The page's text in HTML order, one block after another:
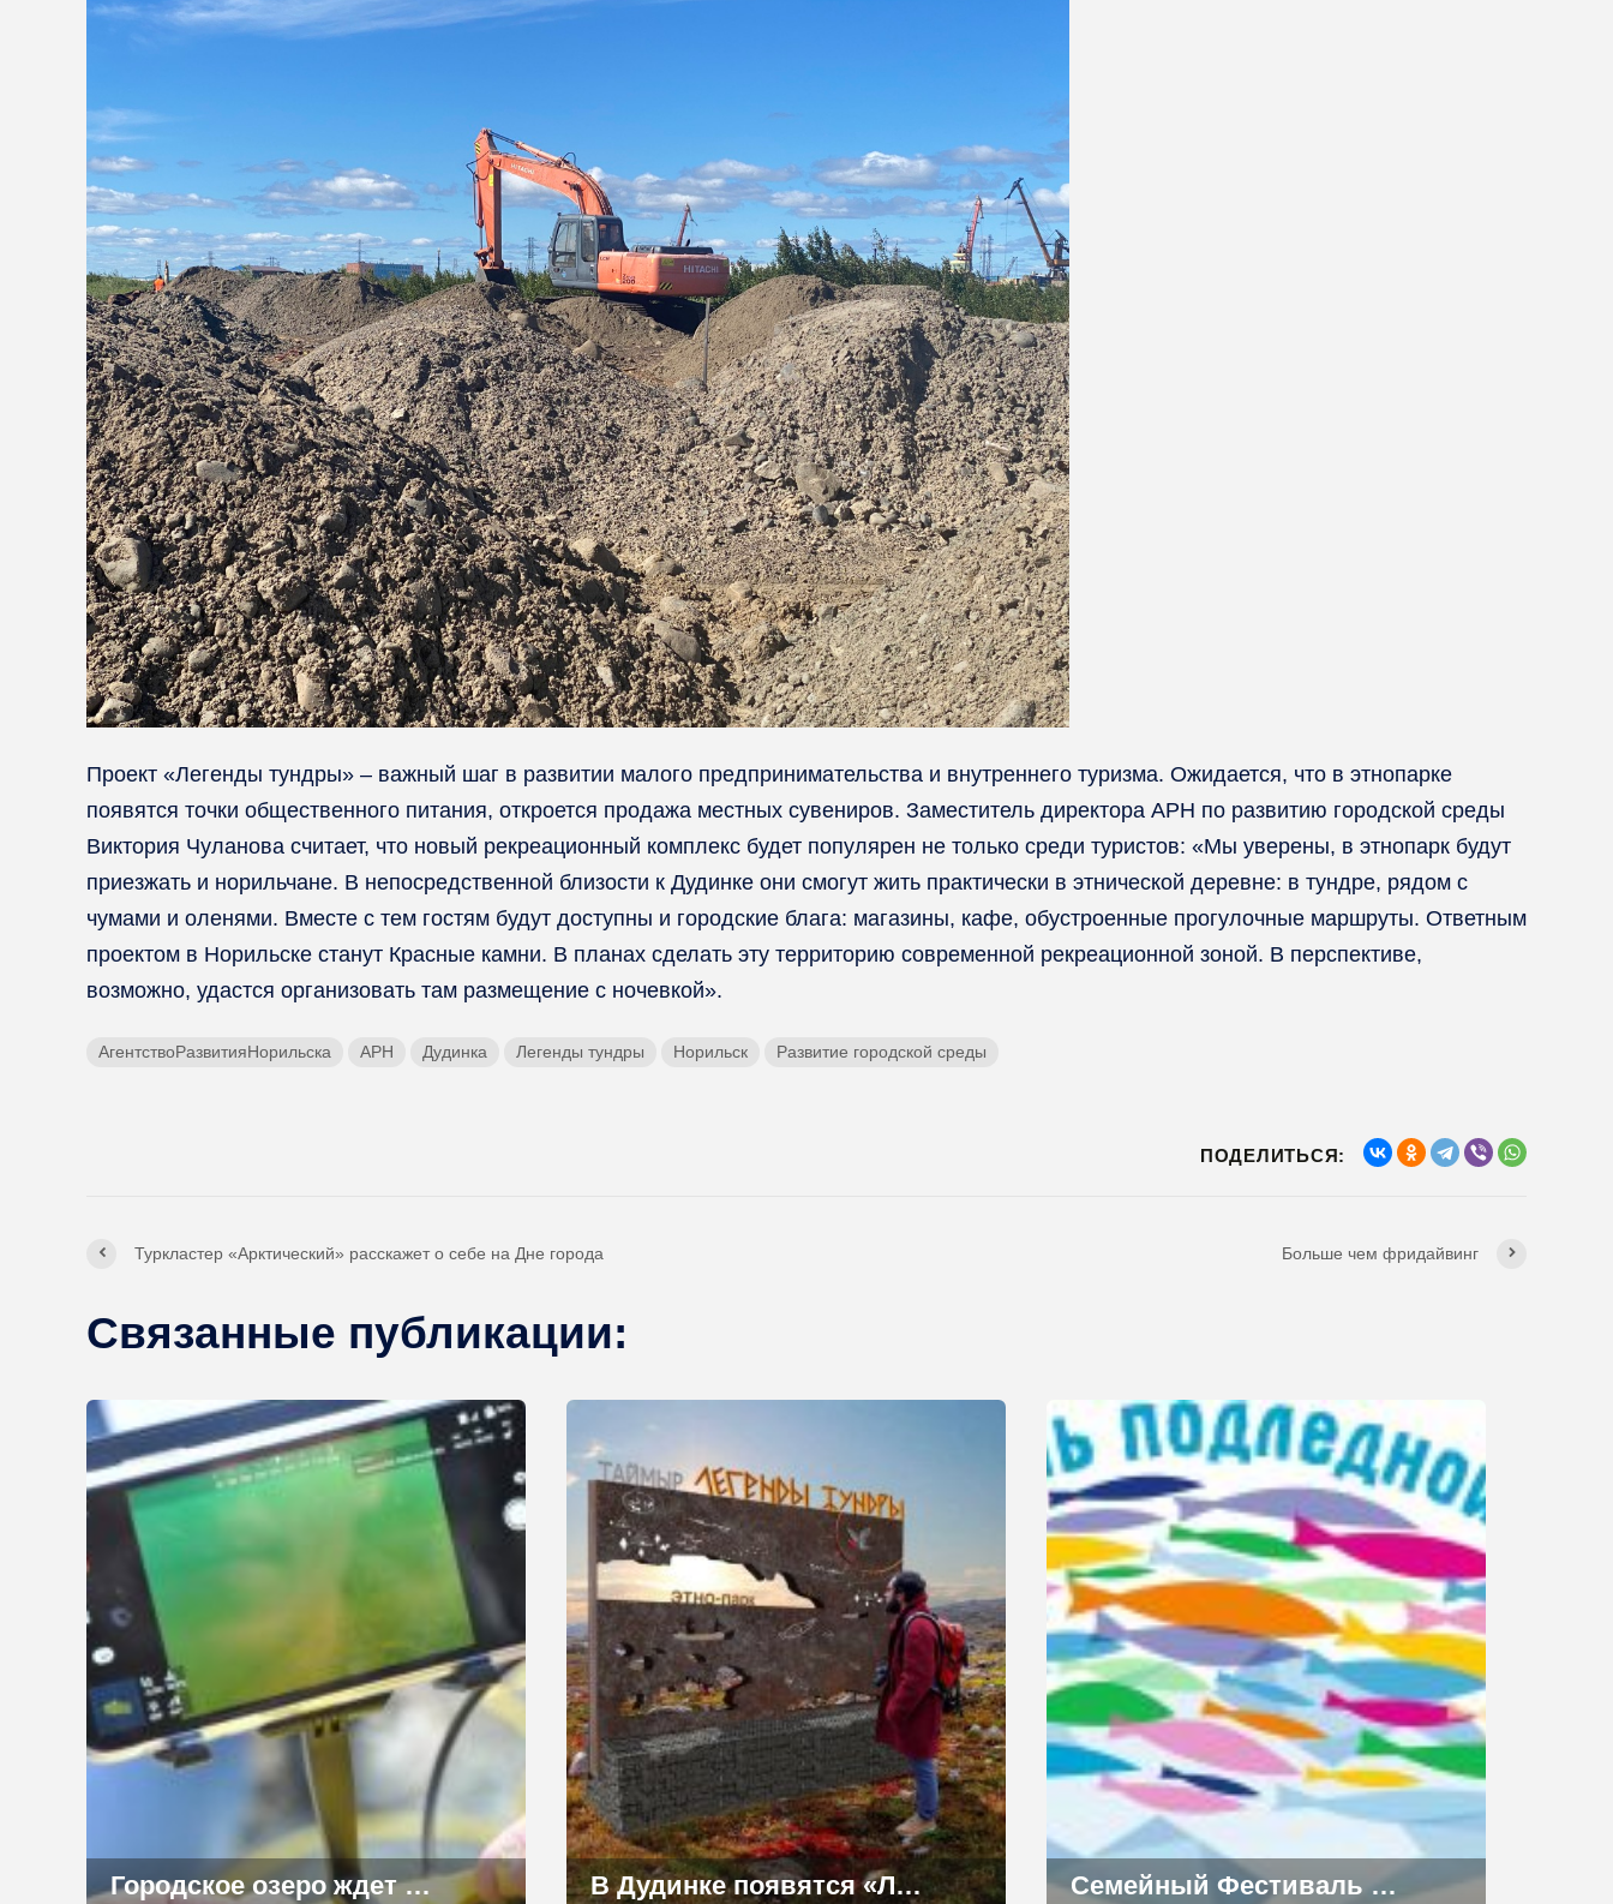
Проект «Легенды тундры» – важный шаг в развитии малого предпринимательства и внутреннего туризма. Ожидается, что в этнопарке
появятся точки общественного питания, откроется продажа местных сувениров. Заместитель директора АРН по развитию городской среды
Виктория Чуланова считает, что новый рекреационный комплекс будет популярен не только среди туристов: «Мы уверены, в этнопарк будут
приезжать и норильчане. В непосредственной близости к Дудинке они смогут жить практически в этнической деревне: в тундре, рядом с
чумами и оленями. Вместе с тем гостям будут доступны и городские блага: магазины, кафе, обустроенные прогулочные маршруты. Ответным
проектом в Норильске станут Красные камни. В планах сделать эту территорию современной рекреационной зоной. В перспективе,
возможно, удастся организовать там размещение с ночевкой».
АгентствоРазвитияНорильска АРН Дудинка Легенды тундры Норильск Развитие городской среды
ПОДЕЛИТЬСЯ:
Туркластер «Арктический» расскажет о себе на Дне города Больше чем фридайвинг
Связанные публикации:
Городское озеро ждет обновление В Дудинке появятся «Легенды тундры» Семейный Фестиваль подледной рыбалки на Енисее пройдет в Дудинке